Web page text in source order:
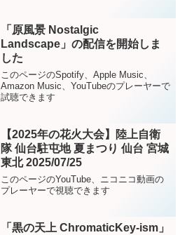
「原風景 Nostalgic
Landscape」の配信を開始しま
した
このページのSpotify、Apple Music、
Amazon Music、YouTubeのプレーヤーで
試聴できます
【2025年の花火大会】陸上自衛
隊 仙台駐屯地 夏まつり 仙台 宮城
東北 2025/07/25
このページのYouTube、ニコニコ動画の
プレーヤーで視聴できます
「黒の天上 ChromaticKey-ism」